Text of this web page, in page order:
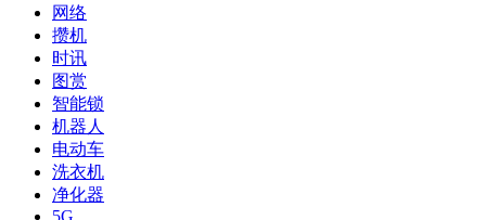
网络
攒机
时讯
图赏
智能锁
机器人
电动车
洗衣机
净化器
5G